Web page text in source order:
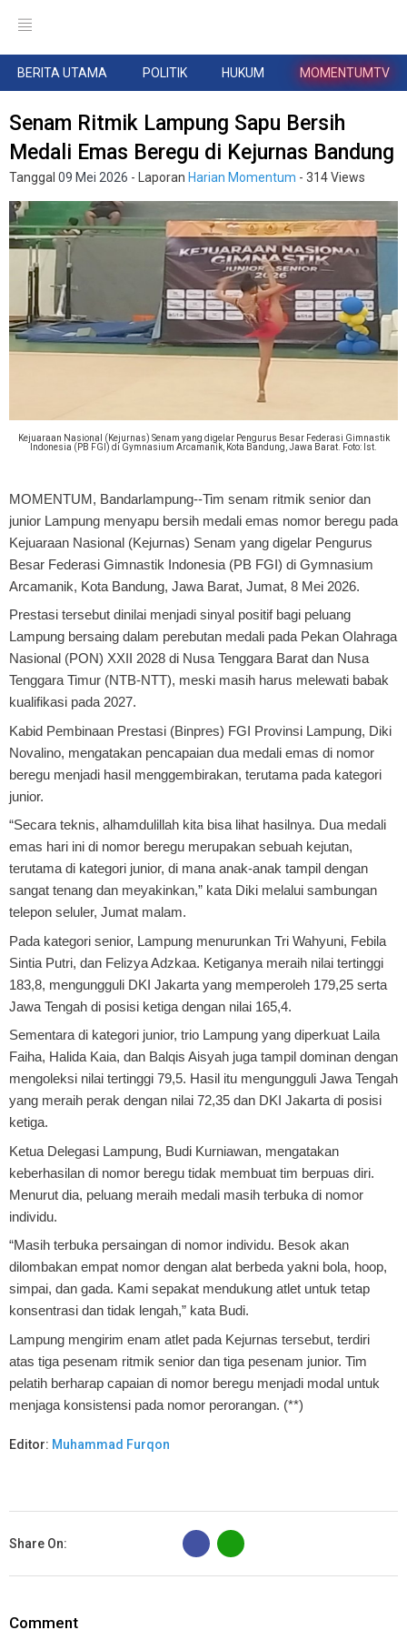
BERITA UTAMA POLITIK HUKUM MOMENTUMTV
Senam Ritmik Lampung Sapu Bersih
Medali Emas Beregu di Kejurnas Bandung
Tanggal 09 Mei 2026 - Laporan Harian Momentum - 314 Views
Kejuaraan Nasional (Kejurnas) Senam yang digelar Pengurus Besar Federasi Gimnastik
Indonesia (PB FGI) di Gymnasium Arcamanik, Kota Bandung, Jawa Barat. Foto: Ist.
MOMENTUM, Bandarlampung--Tim senam ritmik senior dan
junior Lampung menyapu bersih medali emas nomor beregu pada
Kejuaraan Nasional (Kejurnas) Senam yang digelar Pengurus
Besar Federasi Gimnastik Indonesia (PB FGI) di Gymnasium
Arcamanik, Kota Bandung, Jawa Barat, Jumat, 8 Mei 2026.
Prestasi tersebut dinilai menjadi sinyal positif bagi peluang
Lampung bersaing dalam perebutan medali pada Pekan Olahraga
Nasional (PON) XXII 2028 di Nusa Tenggara Barat dan Nusa
Tenggara Timur (NTB-NTT), meski masih harus melewati babak
kualifikasi pada 2027.
Kabid Pembinaan Prestasi (Binpres) FGI Provinsi Lampung, Diki
Novalino, mengatakan pencapaian dua medali emas di nomor
beregu menjadi hasil menggembirakan, terutama pada kategori
junior.
“Secara teknis, alhamdulillah kita bisa lihat hasilnya. Dua medali
emas hari ini di nomor beregu merupakan sebuah kejutan,
terutama di kategori junior, di mana anak-anak tampil dengan
sangat tenang dan meyakinkan,” kata Diki melalui sambungan
telepon seluler, Jumat malam.
Pada kategori senior, Lampung menurunkan Tri Wahyuni, Febila
Sintia Putri, dan Felizya Adzkaa. Ketiganya meraih nilai tertinggi
183,8, mengungguli DKI Jakarta yang memperoleh 179,25 serta
Jawa Tengah di posisi ketiga dengan nilai 165,4.
Sementara di kategori junior, trio Lampung yang diperkuat Laila
Faiha, Halida Kaia, dan Balqis Aisyah juga tampil dominan dengan
mengoleksi nilai tertinggi 79,5. Hasil itu mengungguli Jawa Tengah
yang meraih perak dengan nilai 72,35 dan DKI Jakarta di posisi
ketiga.
Ketua Delegasi Lampung, Budi Kurniawan, mengatakan
keberhasilan di nomor beregu tidak membuat tim berpuas diri.
Menurut dia, peluang meraih medali masih terbuka di nomor
individu.
“Masih terbuka persaingan di nomor individu. Besok akan
dilombakan empat nomor dengan alat berbeda yakni bola, hoop,
simpai, dan gada. Kami sepakat mendukung atlet untuk tetap
konsentrasi dan tidak lengah,” kata Budi.
Lampung mengirim enam atlet pada Kejurnas tersebut, terdiri
atas tiga pesenam ritmik senior dan tiga pesenam junior. Tim
pelatih berharap capaian di nomor beregu menjadi modal untuk
menjaga konsistensi pada nomor perorangan. (**)
Editor: Muhammad Furqon
Share On:
B
Comment